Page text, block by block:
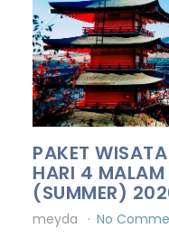
PAKET
HARI 4
(SUMMER)
meyda No